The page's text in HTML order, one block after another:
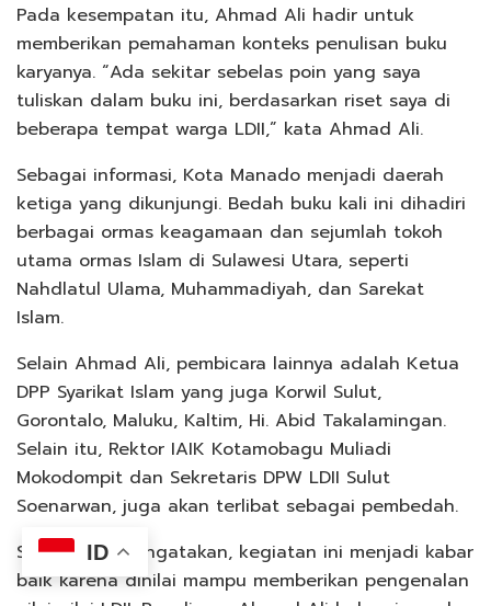
Pada kesempatan itu, Ahmad Ali hadir untuk
memberikan pemahaman konteks penulisan buku
karyanya. “Ada sekitar sebelas poin yang saya
tuliskan dalam buku ini, berdasarkan riset saya di
beberapa tempat warga LDII,” kata Ahmad Ali.
Sebagai informasi, Kota Manado menjadi daerah
ketiga yang dikunjungi. Bedah buku kali ini dihadiri
berbagai ormas keagamaan dan sejumlah tokoh
utama ormas Islam di Sulawesi Utara, seperti
Nahdlatul Ulama, Muhammadiyah, dan Sarekat
Islam.
Selain Ahmad Ali, pembicara lainnya adalah Ketua
DPP Syarikat Islam yang juga Korwil Sulut,
Gorontalo, Maluku, Kaltim, Hi. Abid Takalamingan.
Selain itu, Rektor IAIK Kotamobagu Muliadi
Mokodompit dan Sekretaris DPW LDII Sulut
Soenarwan, juga akan terlibat sebagai pembedah.
Soenarwan mengatakan, kegiatan ini menjadi kabar
baik karena dinilai mampu memberikan pengenalan
ID